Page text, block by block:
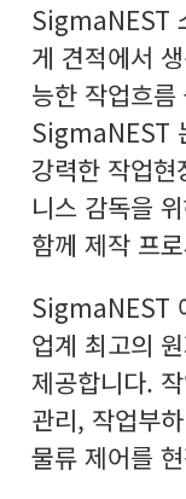
SigmaNEST
게 견적에서
능한 작업흐
SigmaNEST
강력한 작업
니스 감독을
함께 제작 프
SigmaNEST
업계 최고의
제공합니다.
관리, 작업부
물류 제어를